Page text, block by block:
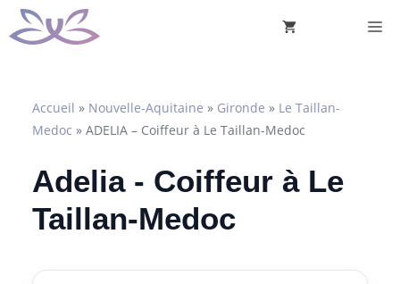
Aller
au
Accueil » Nouvelle-Aquitaine » Gironde » Le Taillan-
Medoc » ADELIA – Coiffeur à Le Taillan-Medoc
Adelia - Coiffeur à Le
Taillan-Medoc